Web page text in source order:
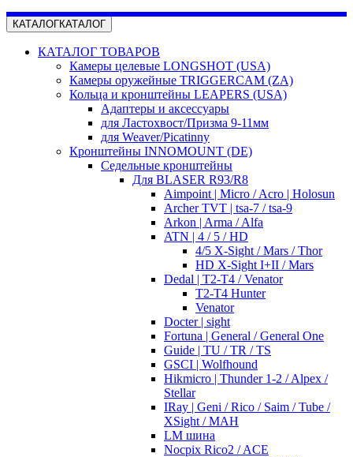
КАТАЛОГКАТАЛОГ
КАТАЛОГ ТОВАРОВ
Камеры целевые LONGSHOT (USA)
Камеры оружейные TRIGGERCAM (ZA)
Кольца и кронштейны LEAPERS (USA)
Адаптеры и аксессуары
для Ластохвост/Призма 9-11мм
для Weaver/Picatinny
Кронштейны INNOMOUNT (DE)
Седельные кронштейны
Для BLASER R93/R8
Aimpoint | Micro / Acro | Holosun
Archer TVT | tsa-7 / tsa-9
Arkon | Arma / Alfa
ATN | 4 / 5 / HD
4/5 X-Sight / Mars / Thor
HD X-Sight I+II / Mars
Dedal | T2-T4 / Venator
T2-T4 Hunter
Venator
Docter | sight
Fortuna | General / General One
Guide | TU / TR / TS
GSCI | Wolfhound
Hikmicro | Thunder 1-2 / Alpex /
Stellar
IRay | Geni / Rico / Saim / Tube /
XSight / MAH
LM шина
Nocpix Rico2 / ACE